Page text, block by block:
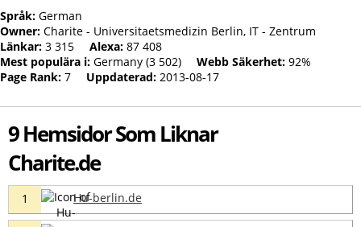
Språk: German
Owner: Charite - Universitaetsmedizin Berlin, IT - Zentrum
Länkar: 3 315 Alexa: 87 408
Mest populära i: Germany (3 502) Webb Säkerhet: 92%
Page Rank: 7 Uppdaterad: 2013-08-17
9 Hemsidor Som Liknar
Charite.de
1 Hu-berlin.de